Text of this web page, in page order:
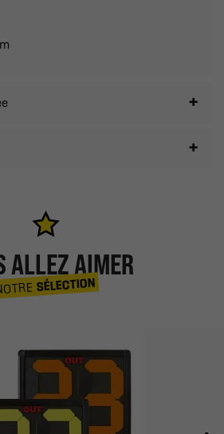
ALLEZ AIMER
SÉLECTION